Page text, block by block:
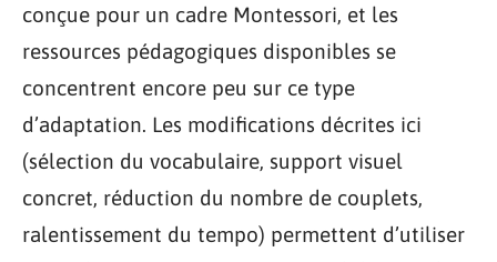
conçue pour un cadre Montessori, et les
ressources pédagogiques disponibles se
concentrent encore peu sur ce type
d’adaptation. Les modifications décrites ici
(sélection du vocabulaire, support visuel
concret, réduction du nombre de couplets,
ralentissement du tempo) permettent d’utiliser